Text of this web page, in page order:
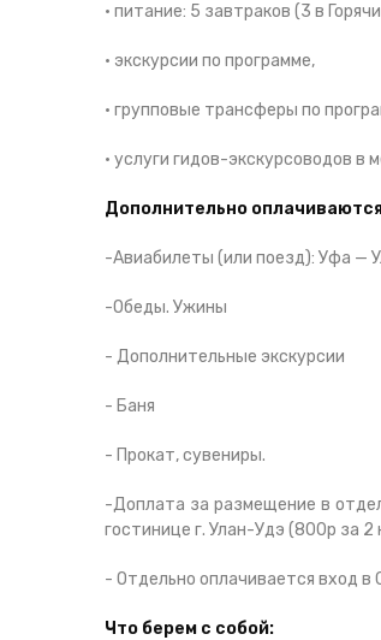
• питание: 5 завтраков (3 в
• экскурсии по программе,
• групповые трансферы по
• услуги гидов-экскурсоводов в
Дополнительно
-Авиабилеты (или поезд): Уфа —
-Обеды. Ужины
- Дополнительные экскурсии
- Баня
- Прокат, сувениры.
-Доплата за размещение в
гостинице г. Улан-Удэ (800р за 2
- Отдельно оплачивается вход
Что берем с собой: